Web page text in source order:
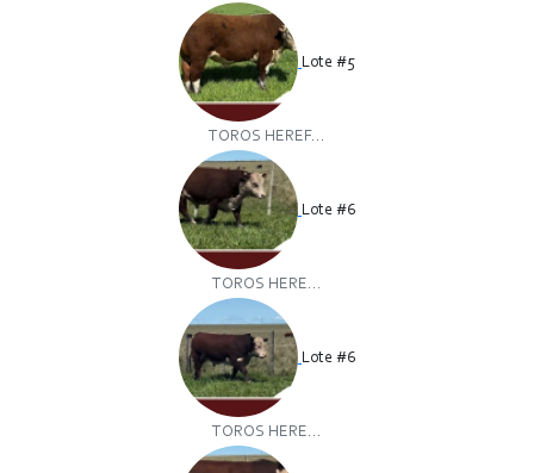
Lote #5
TOROS HEREF...
Lote #6
TOROS HERE...
Lote #6
TOROS HERE...